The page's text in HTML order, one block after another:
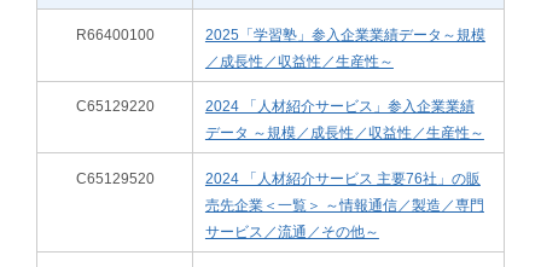
R66400100
2025「学習塾」参入企業業績データ～規模
／成長性／収益性／生産性～
C65129220
2024 「人材紹介サービス」参入企業業績
データ ～規模／成長性／収益性／生産性～
C65129520
2024 「人材紹介サービス 主要76社」の販
売先企業＜一覧＞ ～情報通信／製造／専門
サービス／流通／その他～